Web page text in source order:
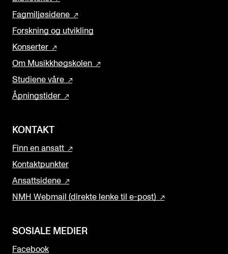
Fagmiljøsidene
Forskning og utvikling
Konserter
Om Musikkhøgskolen
Studiene våre
Åpningstider
KONTAKT
Finn en ansatt
Kontaktpunkter
Ansattsidene
NMH Webmail (direkte lenke til e-post)
SOSIALE MEDIER
Facebook